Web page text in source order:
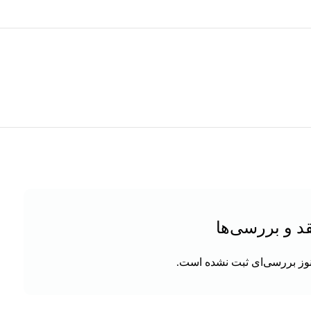
و بررسی‌ها
بررسی‌ای ثبت نشده است.